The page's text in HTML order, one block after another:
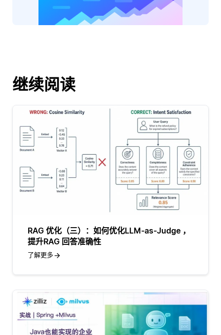
继续阅读
RAG 优化（三）：如何优化LLM-as-Judge ，
提升RAG 回答准确性
了解更多